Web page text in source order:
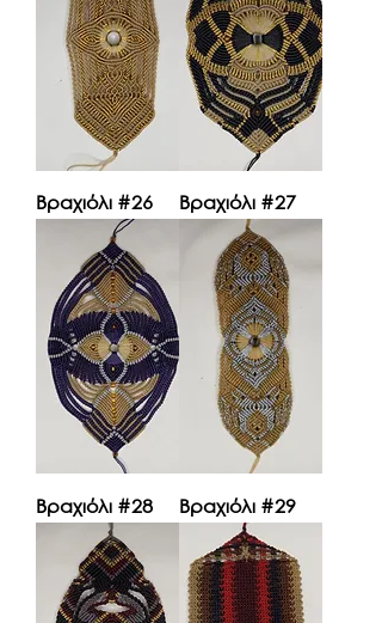
Βραχιόλι #26 Βραχιόλι #27
Βραχιόλι #28 Βραχιόλι #29